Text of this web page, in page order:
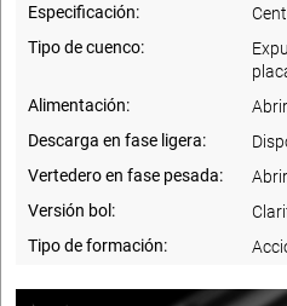
Especificación:
Tipo de cuenco:
Alimentación:
Abrir
Descarga en fase ligera:
Vertedero en fase pesada:
Abrir
Versión bol:
Tipo de formación: